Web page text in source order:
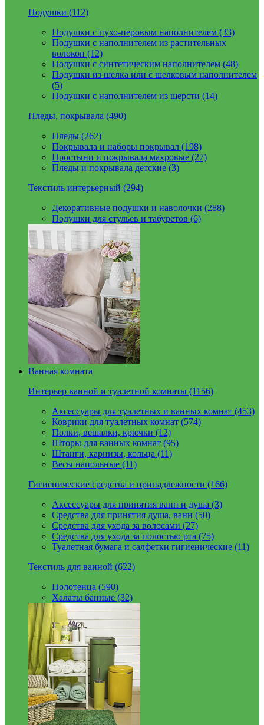
Подушки (112)
Подушки с пухо-перовым наполнителем (33)
Подушки с наполнителем из растительных
волокон (12)
Подушки с синтетическим наполнителем (48)
Подушки из шелка или с шелковым наполнителем
(5)
Подушки с наполнителем из шерсти (14)
Пледы, покрывала (490)
Пледы (262)
Покрывала и наборы покрывал (198)
Простыни и покрывала махровые (27)
Пледы и покрывала детские (3)
Текстиль интерьерный (294)
Декоративные подушки и наволочки (288)
Подушки для стульев и табуретов (6)
Ванная комната
Интерьер ванной и туалетной комнаты (1156)
Аксессуары для туалетных и ванных комнат (453)
Коврики для туалетных комнат (574)
Полки, вешалки, крючки (12)
Шторы для ванных комнат (95)
Штанги, карнизы, кольца (11)
Весы напольные (11)
Гигиенические средства и принадлежности (166)
Аксессуары для принятия ванн и душа (3)
Средства для принятия душа, ванн (50)
Средства для ухода за волосами (27)
Средства для ухода за полостью рта (75)
Туалетная бумага и салфетки гигиенические (11)
Текстиль для ванной (622)
Полотенца (590)
Халаты банные (32)